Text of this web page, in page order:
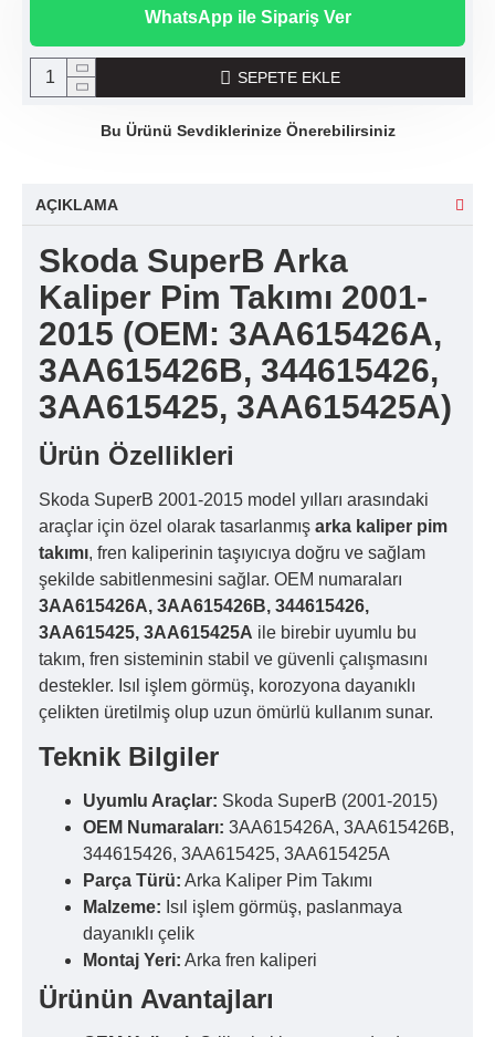
WhatsApp ile Sipariş Ver
SEPETE EKLE
Bu Ürünü Sevdiklerinize Önerebilirsiniz
AÇIKLAMA
Skoda SuperB Arka
Kaliper Pim Takımı 2001-
2015 (OEM: 3AA615426A,
3AA615426B, 344615426,
3AA615425, 3AA615425A)
Ürün Özellikleri
Skoda SuperB 2001-2015 model yılları arasındaki
araçlar için özel olarak tasarlanmış arka kaliper pim
takımı, fren kaliperinin taşıyıcıya doğru ve sağlam
şekilde sabitlenmesini sağlar. OEM numaraları
3AA615426A, 3AA615426B, 344615426,
3AA615425, 3AA615425A ile birebir uyumlu bu
takım, fren sisteminin stabil ve güvenli çalışmasını
destekler. Isıl işlem görmüş, korozyona dayanıklı
çelikten üretilmiş olup uzun ömürlü kullanım sunar.
Teknik Bilgiler
Uyumlu Araçlar: Skoda SuperB (2001-2015)
OEM Numaraları: 3AA615426A, 3AA615426B,
344615426, 3AA615425, 3AA615425A
Parça Türü: Arka Kaliper Pim Takımı
Malzeme: Isıl işlem görmüş, paslanmaya
dayanıklı çelik
Montaj Yeri: Arka fren kaliperi
Ürünün Avantajları